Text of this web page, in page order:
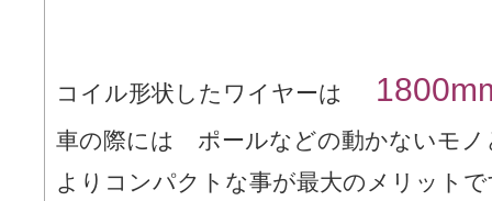
コイル形状したワイヤーは
車の際には ポールなどの動かないモ
よりコンパクトな事が最大のメリット